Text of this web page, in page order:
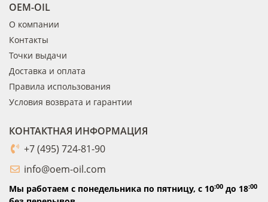
OEM-OIL
О компании
Контакты
Точки выдачи
Доставка и оплата
Правила использования
Условия возврата и гарантии
КОНТАКТНАЯ ИНФОРМАЦИЯ
+7 (495) 724-81-90
info@oem-oil.com
Мы работаем с понедельника по пятницу, с 10:00 до 18:00